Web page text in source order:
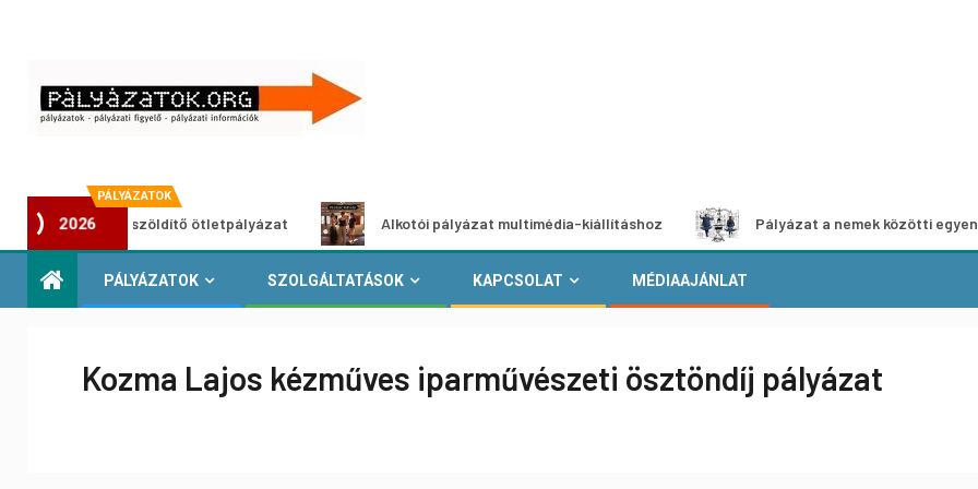
PÁLYÁZATOK
2026
Városzöldítő ötletpályázat Alkotói pályázat multimédia-kiállításhoz Pályázat a nemek közötti egyenlőség
PÁLYÁZATOK SZOLGÁLTATÁSOK KAPCSOLAT MÉDIAAJÁNLAT
Kozma Lajos kézműves iparművészeti ösztöndíj pályázat